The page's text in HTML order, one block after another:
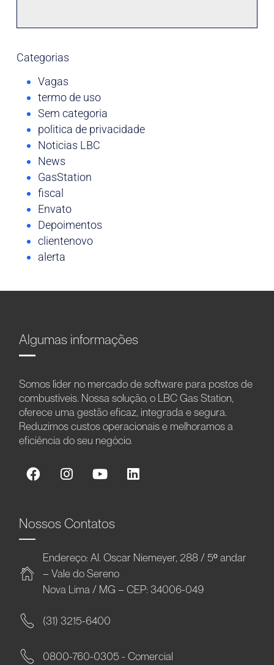
Categorias
Vagas
termo de uso
Sem categoria
politica de privacidade
Noticias LBC
News
GasStation
fiscal
Envato
Depoimentos
clientenovo
alerta
Algumas informações
Somos líder no mercado de software para postos de
combustíveis. Nossa solução, o LBC Gas Station,
oferece uma gestão eficaz, integrada e segura.
Reduzimos custos operacionais e melhoramos a
eficiência do seu negócio.
Nossos Contatos
Endereço: Al. Oscar Niemeyer, 288 / 5º andar
– Vale do Sereno
Nova Lima / MG – CEP: 34006-049
(31) 3215-6400
0800-760-0305 - Comercial